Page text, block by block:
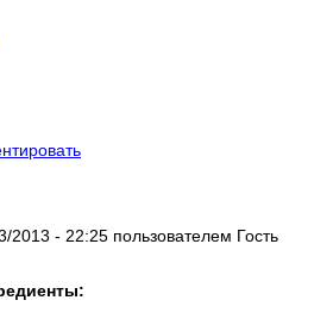
2013 - 22:25 пользователем Гость